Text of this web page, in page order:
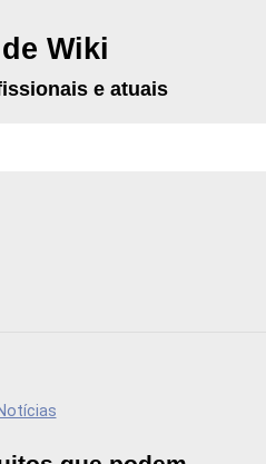
Wiki
e atuais